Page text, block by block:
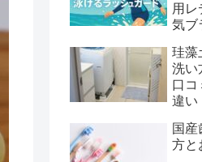
用レ
気ブ
珪藻
洗い
口コ
違い
国産
方と